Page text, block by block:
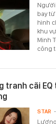
Người
bay
hình
khu
Minh
công
tranh cãi
STAR